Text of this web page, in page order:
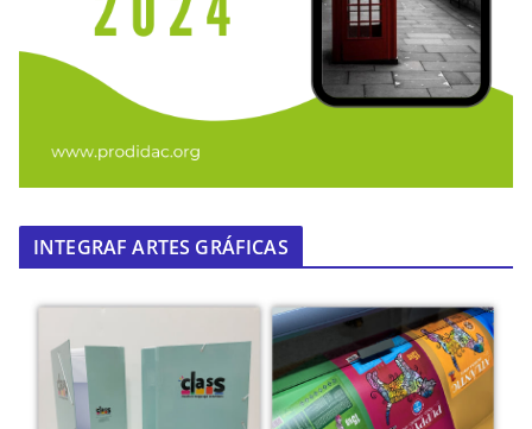
INTEGRAF ARTES GRÁFICAS